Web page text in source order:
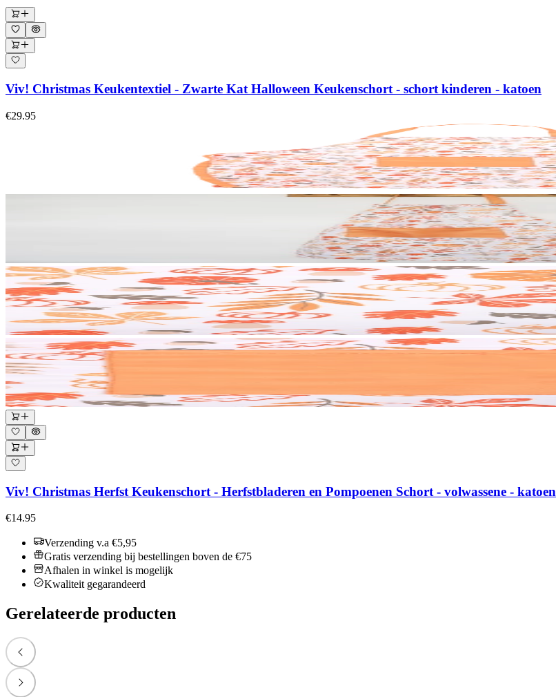
Viv! Christmas Keukentextiel - Zwarte Kat Halloween Keukenschort - schort kinderen - katoen
€29.95
Viv! Christmas Herfst Keukenschort - Herfstbladeren en Pompoenen Schort - volwassene - katoen
€14.95
Verzending v.a €5,95
Gratis verzending bij bestellingen boven de €75
Afhalen in winkel is mogelijk
Kwaliteit gegarandeerd
Gerelateerde producten